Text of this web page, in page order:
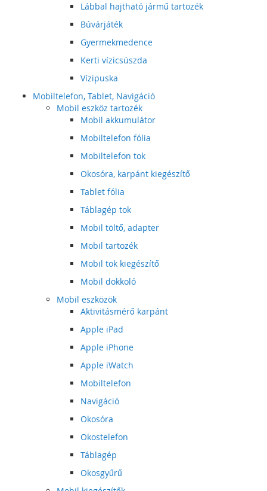
Lábbal hajtható jármű tartozék
Búvárjáték
Gyermekmedence
Kerti vízicsúszda
Vízipuska
Mobiltelefon, Tablet, Navigáció
Mobil eszköz tartozék
Mobil akkumulátor
Mobiltelefon fólia
Mobiltelefon tok
Okosóra, karpánt kiegészítő
Tablet fólia
Táblagép tok
Mobil töltő, adapter
Mobil tartozék
Mobil tok kiegészítő
Mobil dokkoló
Mobil eszközök
Aktivitásmérő karpánt
Apple iPad
Apple iPhone
Apple iWatch
Mobiltelefon
Navigáció
Okosóra
Okostelefon
Táblagép
Okosgyűrű